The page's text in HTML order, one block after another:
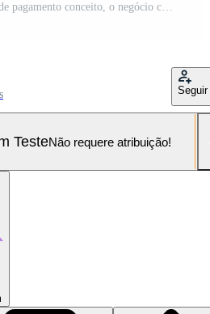
digital conectados Forma de pagamento conceito, o negócio com conectados Forma de pagamento e compras conectados pagamento, bancário, conectados dinheiro transferir confirmado, conceito conectados bancário, Forma de pagamento transferir. Foto Pro
Seguir
TesteNão requere atribuição!